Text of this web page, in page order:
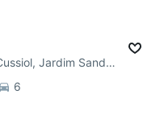
R. Ilda do Amaral Cussiol, Jardim Sandra
6